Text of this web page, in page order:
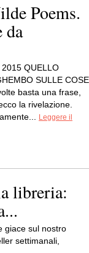
Poems.
da
QUELLO
SULLE COSE
basta una frase,
la rivelazione.
Leggere il
libreria:
giace sul nostro
settimanali,